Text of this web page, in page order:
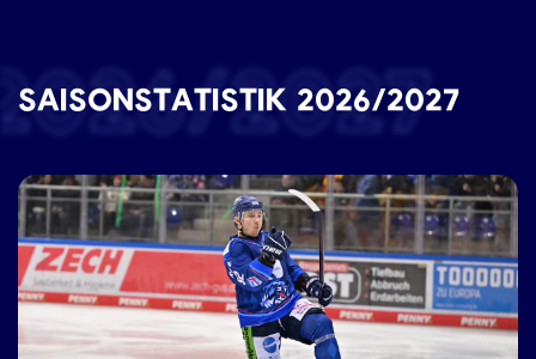
SAISONSTATISTIK 2026/2027
2027